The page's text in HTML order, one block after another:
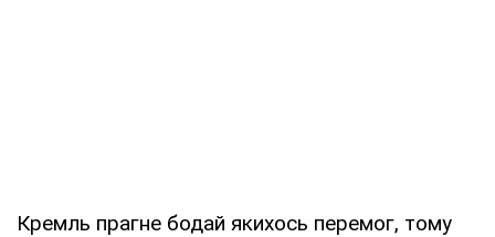
Кремль прагне бодай якихось перемог, тому